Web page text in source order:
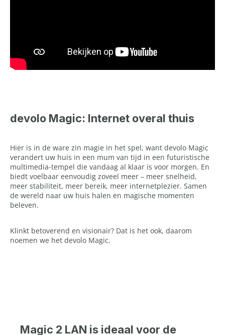
devolo Magic: Internet overal thuis
Hier is in de ware zin magie in het spel, want devolo Magic
verandert uw huis in een mum van tijd in een futuristische
multimedia-tempel die vandaag al klaar is voor morgen. En
biedt voelbaar eenvoudig zoveel meer – meer snelheid,
meer stabiliteit, meer bereik, meer internetplezier. Samen
de wereld naar uw huis halen en magische momenten
beleven.
Klinkt betoverend en visionair? Dat is het ook, daarom
noemen we het devolo Magic.
Magic 2 LAN is ideaal voor de